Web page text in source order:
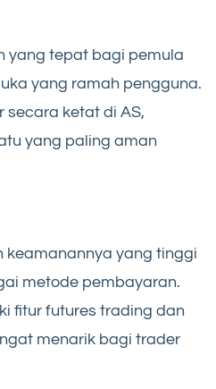
yang tepat bagi pemula
yang ramah pengguna.
secara ketat di AS,
yang paling aman
keamanannya yang tinggi
metode pembayaran.
fitur futures trading dan
menarik bagi trader